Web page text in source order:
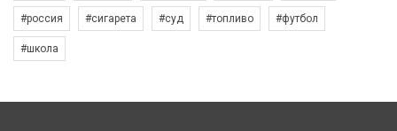
#россия #сигарета #суд #топливо #футбол
#школа